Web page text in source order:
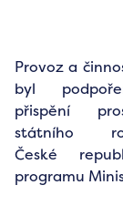
Provoz a
byl
přispění
státního
České
programu